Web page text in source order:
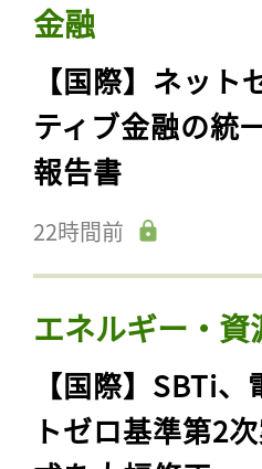
金融
【国際】ネッ
ティブ金融の統
報告書
22時間前
エネルギー・資
【国際】SBTi
トゼロ基準第2